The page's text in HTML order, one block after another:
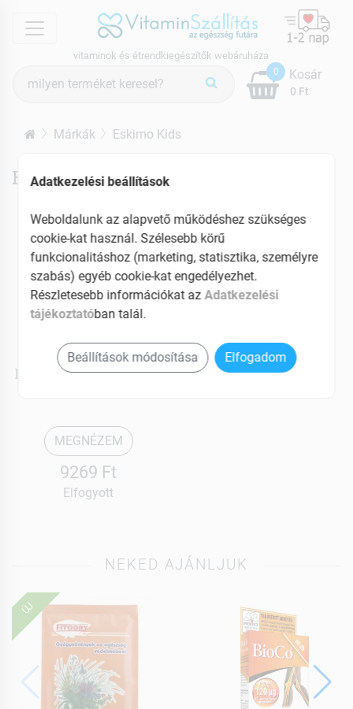
menu
vitaminok és étrendkiegészítők webáruháza
keresés
0
0 Ft
Kosár
Márkák Eskimo Kids
Eskimo Kids termékek
Eskimo Kids
halolaj tutti-frutti 105 ml
MEGNÉZEM
9269 Ft
Elfogyott
NEKED AJÁNLJUK
ÚJ
Adatkezelési beállítások
Weboldalunk az alapvető működéshez szükséges
cookie-kat használ. Szélesebb körű
funkcionalitáshoz (marketing, statisztika, személyre
szabás) egyéb cookie-kat engedélyezhet.
Részletesebb információkat azAdatkezelési
tájékoztatóban talál.
Beállítások módosítása Elfogadom